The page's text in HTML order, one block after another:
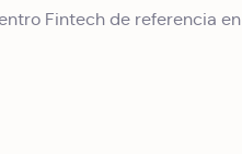
Fintech de referencia en